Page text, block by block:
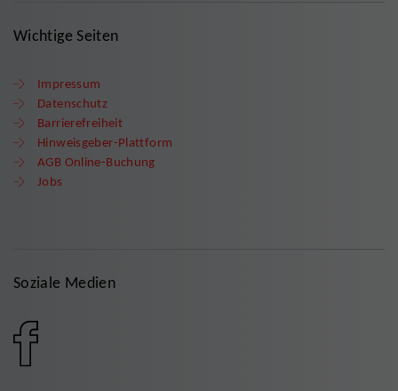
Wichtige Seiten
Impressum
Datenschutz
Barrierefreiheit
Hinweisgeber-Plattform
AGB Online-Buchung
Jobs
Soziale Medien